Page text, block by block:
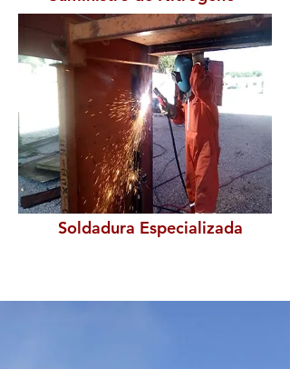
Soldadura Especializada